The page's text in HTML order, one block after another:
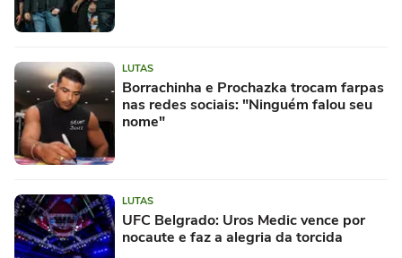
LUTAS
Borrachinha e Prochazka trocam farpas
nas redes sociais: "Ninguém falou seu
nome"
LUTAS
UFC Belgrado: Uros Medic vence por
nocaute e faz a alegria da torcida